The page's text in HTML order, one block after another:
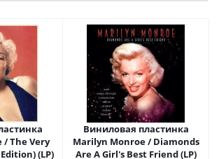
The Very
(LP)
Виниловая пластинка
Marilyn Monroe / Diamonds
Are A Girl's Best Friend (LP)